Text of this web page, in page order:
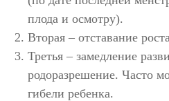
плода и осмотру).
Вторая – отставание
Третья – замедление
родоразрешение. Часто
гибели ребенка.